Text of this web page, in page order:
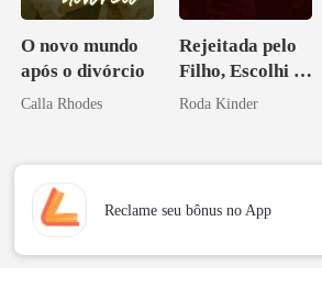
O novo mundo
após o divórcio
Calla Rhodes
Rejeitada pelo
Filho, Escolhi o
Don
Roda Kinder
Reclame seu bônus no App